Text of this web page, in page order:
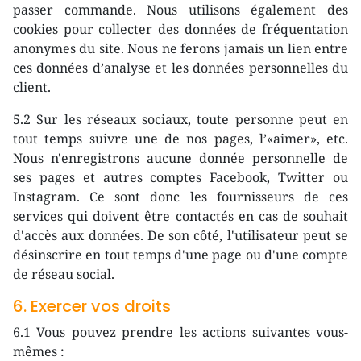
passer commande. Nous utilisons également des
cookies pour collecter des données de fréquentation
anonymes du site. Nous ne ferons jamais un lien entre
ces données d’analyse et les données personnelles du
client.
5.2 Sur les réseaux sociaux, toute personne peut en
tout temps suivre une de nos pages, l’«aimer», etc.
Nous n'enregistrons aucune donnée personnelle de
ses pages et autres comptes Facebook, Twitter ou
Instagram. Ce sont donc les fournisseurs de ces
services qui doivent être contactés en cas de souhait
d'accès aux données. De son côté, l'utilisateur peut se
désinscrire en tout temps d'une page ou d'une compte
de réseau social.
6. Exercer vos droits
6.1 Vous pouvez prendre les actions suivantes vous-
mêmes :